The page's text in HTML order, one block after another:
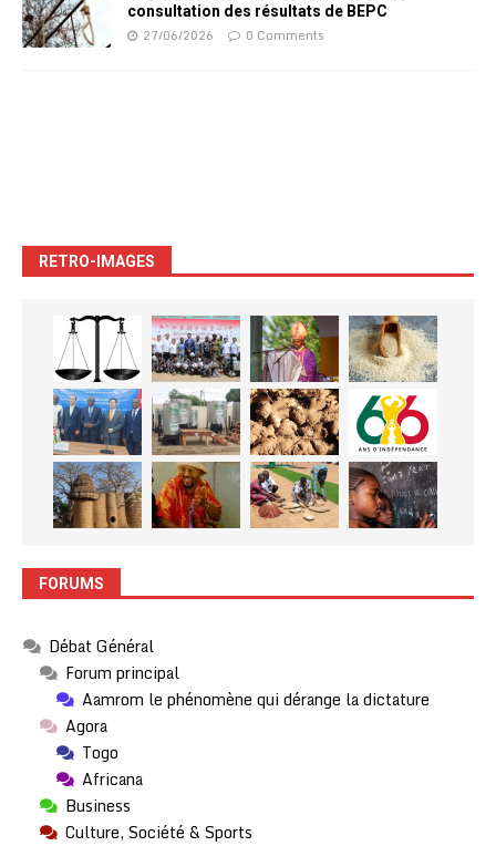
consultation des résultats de BEPC
27/06/2026 0 Comments
RETRO-IMAGES
FORUMS
Débat Général
Forum principal
Aamrom le phénomène qui dérange la dictature
Agora
Togo
Africana
Business
Culture, Société & Sports